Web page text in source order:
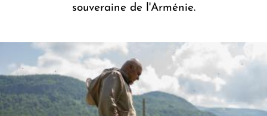
souveraine de l'Arménie.